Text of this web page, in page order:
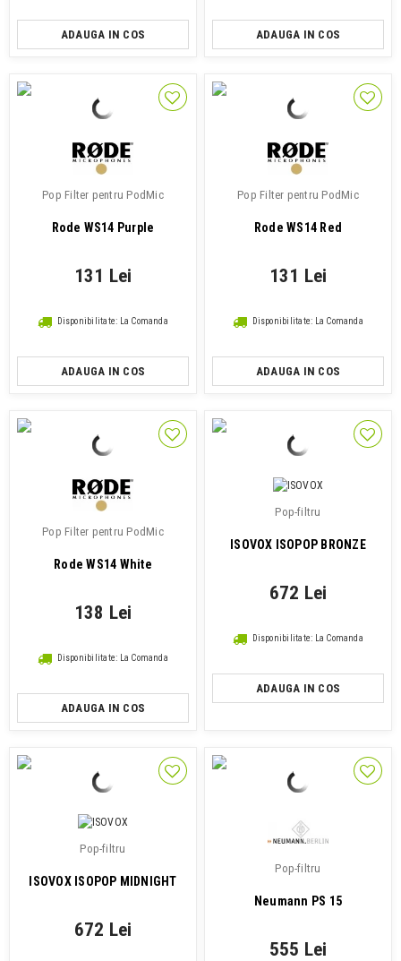
ADAUGA IN COS ADAUGA IN COS
Pop Filter pentru PodMic
Rode WS14 Purple
131 Lei
Disponibilitate: La Comanda
ADAUGA IN COS
Pop Filter pentru PodMic
Rode WS14 Red
131 Lei
Disponibilitate: La Comanda
ADAUGA IN COS
Pop Filter pentru PodMic
Rode WS14 White
138 Lei
Disponibilitate: La Comanda
ADAUGA IN COS
Pop-filtru
ISOVOX ISOPOP BRONZE
672 Lei
Disponibilitate: La Comanda
ADAUGA IN COS
Pop-filtru
ISOVOX ISOPOP MIDNIGHT
672 Lei
Pop-filtru
Neumann PS 15
555 Lei